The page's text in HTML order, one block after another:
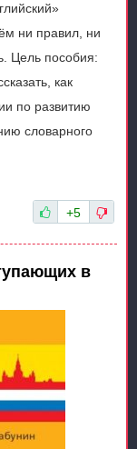
ни правил, ни
Цель пособия:
как
по развитию
словарного
+5
в